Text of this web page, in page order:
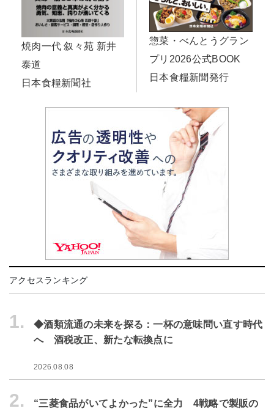
焼肉一代 叙々苑 新井
泰道
日本食糧新聞社
惣菜・べんとうグラン
プリ2026公式BOOK
日本食糧新聞発行
アクセスランキング
1.
◆酒類流通の未来を探る：一杯の意味問い直す時代
へ 酒税改正、新たな転換点に
2026.08.08
2.
“三菱食品がいてよかった”に全力 4戦略で製販の